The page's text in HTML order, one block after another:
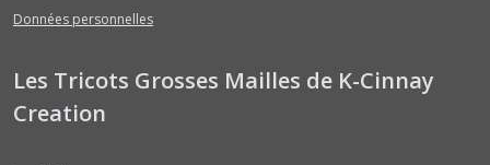
Données personnelles
Les Tricots Grosses Mailles de K-Cinnay
Creation